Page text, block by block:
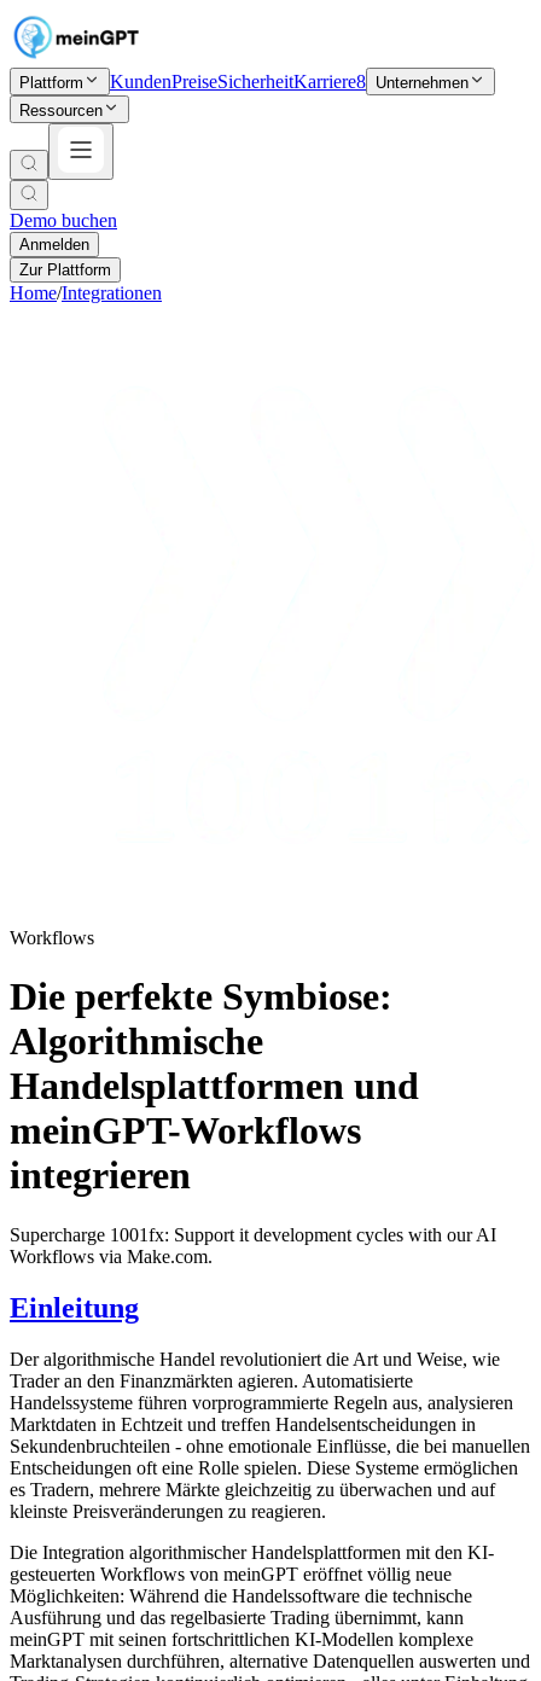
Plattform KundenPreiseSicherheitKarriere8 Unternehmen
Ressourcen
Demo buchen
Anmelden
Zur Plattform
Home/Integrationen
Workflows
Die perfekte Symbiose:
Algorithmische
Handelsplattformen und
meinGPT-Workflows
integrieren
Supercharge 1001fx: Support it development cycles with our AI
Workflows via Make.com.
Einleitung
Der algorithmische Handel revolutioniert die Art und Weise, wie
Trader an den Finanzmärkten agieren. Automatisierte
Handelssysteme führen vorprogrammierte Regeln aus, analysieren
Marktdaten in Echtzeit und treffen Handelsentscheidungen in
Sekundenbruchteilen - ohne emotionale Einflüsse, die bei manuellen
Entscheidungen oft eine Rolle spielen. Diese Systeme ermöglichen
es Tradern, mehrere Märkte gleichzeitig zu überwachen und auf
kleinste Preisveränderungen zu reagieren.
Die Integration algorithmischer Handelsplattformen mit den KI-
gesteuerten Workflows von meinGPT eröffnet völlig neue
Möglichkeiten: Während die Handelssoftware die technische
Ausführung und das regelbasierte Trading übernimmt, kann
meinGPT mit seinen fortschrittlichen KI-Modellen komplexe
Marktanalysen durchführen, alternative Datenquellen auswerten und